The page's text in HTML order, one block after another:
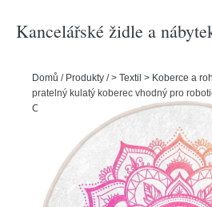
Kancelářské židle a
Domů / Produkty /> Textil > Koberce a
pratelný kulatý koberec vhodný pro
Comfort – Mila Home